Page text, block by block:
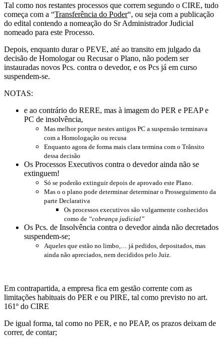
Tal como nos restantes processos que correm segundo o CIRE, tudo
começa com a “Transferência do Poder“, ou seja com a publicação
do edital contendo a nomeação do Sr Administrador Judicial
nomeado para este Processo.
Depois, enquanto durar o PEVE, até ao transito em julgado da
decisão de Homologar ou Recusar o Plano, não podem ser
instauradas novos Pcs. contra o devedor, e os Pcs já em curso
suspendem-se.
NOTAS:
e ao contrário do RERE, mas à imagem do PER e PEAP e
PC de insolvência,
Mas melhor porque nestes antigos PC a suspensão terminava
com a Homologação ou recusa
Enquanto agora de forma mais clara termina com o Trânsito
dessa decisão
Os Processos Executivos contra o devedor ainda não se
extinguem!
Só se poderão extinguir depois de aprovado este Plano.
Mas o o plano pode determinar determinar o Prosseguimento da
parte Declarativa
Os processos executivos são vulgarmente conhecidos
como de “cobrança judicial”
Os Pcs. de Insolvência contra o devedor ainda não decretados
suspendem-se;
Aqueles que estão no limbo,… já pedidos, depositados, mas
ainda não apreciados, nem decididos pelo Juiz.
Em contrapartida, a empresa fica em gestão corrente com as
limitações habituais do PER e ou PIRE, tal como previsto no art.
161º do CIRE
De igual forma, tal como no PER, e no PEAP, os prazos deixam de
correr, de contar;